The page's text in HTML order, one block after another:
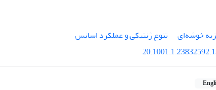
خوشه‌ای
تنوع ژنتیکی و عملکرد اسانس